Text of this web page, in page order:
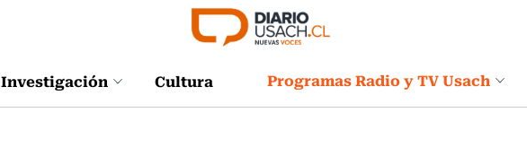
Investigación Cultura Programas Radio y TV Usach